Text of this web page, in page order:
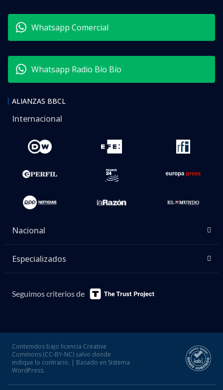
Whatsapp Comercial
Whatsapp Radio Bío Bío
ALIANZAS BBCL
Internacional
Nacional
Especializados
Seguimos criterios de
Contenidos bajo licencia Creative
Commons (CC-BY-NC) salvo donde
indique lo contrario. | Basado en Sistema
WordPress.